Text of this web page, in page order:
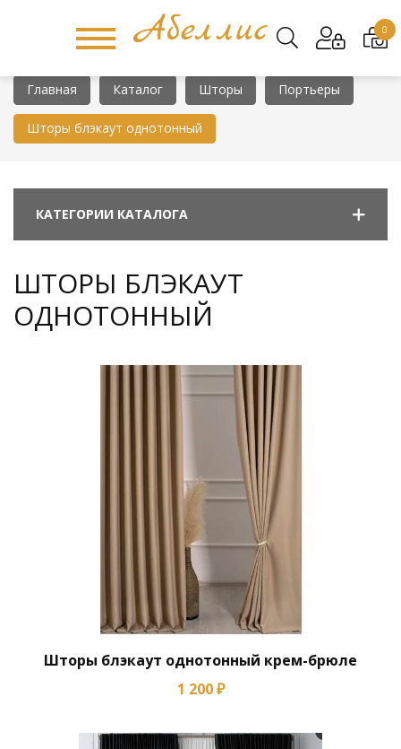
Главная Каталог Шторы Портьеры
Шторы блэкаут однотонный
КАТЕГОРИИ КАТАЛОГА
ШТОРЫ БЛЭКАУТ
ОДНОТОННЫЙ
Шторы блэкаут однотонный крем-брюле
1 200 ₽
0